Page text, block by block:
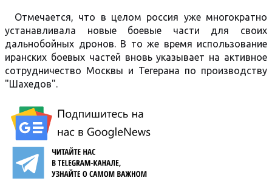
Отмечается, что в целом россия уже многократно
устанавливала новые боевые части для своих
дальнобойных дронов. В то же время использование
иранских боевых частей вновь указывает на активное
сотрудничество Москвы и Тегерана по производству
"Шахедов".